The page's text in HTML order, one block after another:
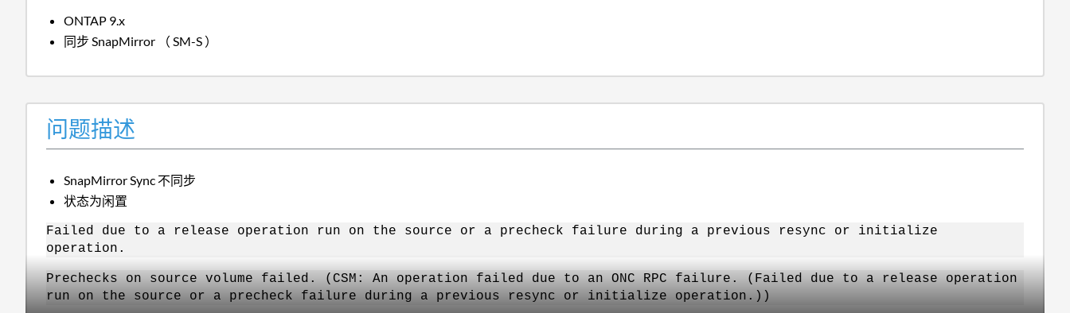
ONTAP 9.x
同步 SnapMirror （ SM-S ）
问题描述
SnapMirror Sync 不同步
状态为闲置
Failed due to a release operation run on the source or a precheck failure during a previous resync or initialize
operation.
Prechecks on source volume failed. (CSM: An operation failed due to an ONC RPC failure. (Failed due to a release operation
run on the source or a precheck failure during a previous resync or initialize operation.))